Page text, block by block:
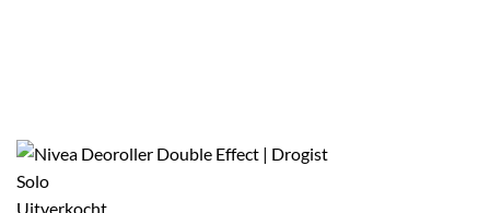
Uitverkocht